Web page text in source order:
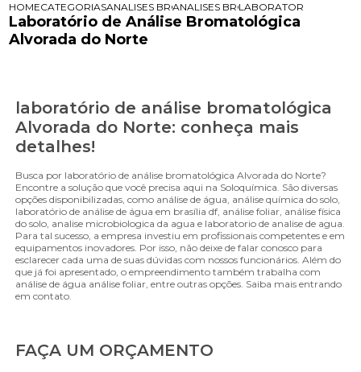
HOMECATEGORIASANALISES BROMATOLOGICAS
ANALISES BROMATOLOGICAS PARA
LABORATORIO DE
Laboratório de Análise Bromatológica
Alvorada do Norte
laboratório de análise bromatológica
Alvorada do Norte: conheça mais
detalhes!
Busca por laboratório de análise bromatológica Alvorada do Norte?
Encontre a solução que você precisa aqui na Soloquímica. São diversas
opções disponibilizadas, como análise de água, análise química do solo,
laboratório de análise de água em brasília df, análise foliar, análise física
do solo, analise microbiologica da agua e laboratorio de analise de agua.
Para tal sucesso, a empresa investiu em profissionais competentes e em
equipamentos inovadores. Por isso, não deixe de falar conosco para
esclarecer cada uma de suas dúvidas com nossos funcionários. Além do
que já foi apresentado, o empreendimento também trabalha com
análise de água análise foliar, entre outras opções. Saiba mais entrando
em contato.
FAÇA UM ORÇAMENTO